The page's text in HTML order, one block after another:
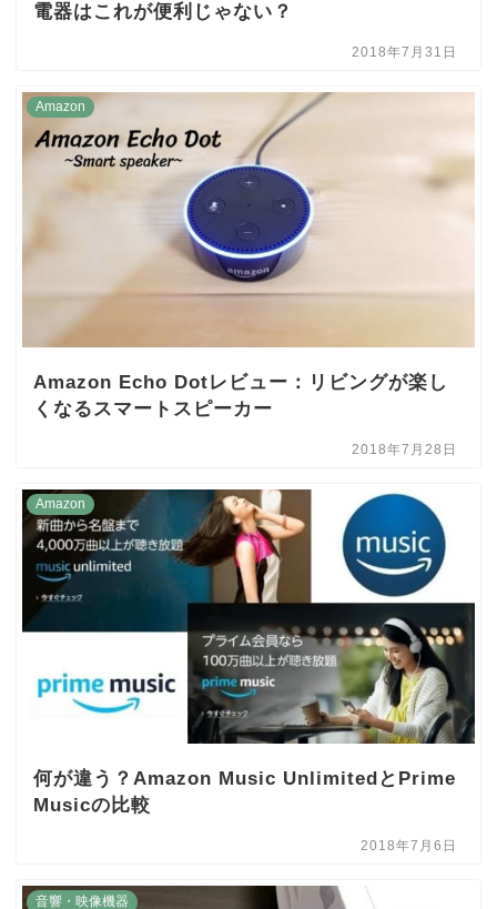
電器はこれが便利じゃない？
2018年7月31日
Amazon
Amazon Echo Dotレビュー：リビングが楽し
くなるスマートスピーカー
2018年7月28日
Amazon
何が違う？Amazon Music UnlimitedとPrime
Musicの比較
2018年7月6日
音響・映像機器